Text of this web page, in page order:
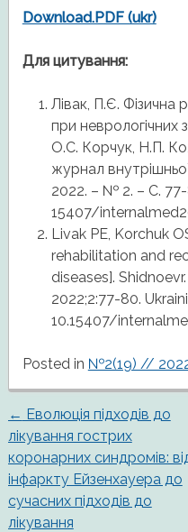
Download.PDF (ukr)
Для цитування:
Лівак, П.Є. Фізична
при неврологічних
О.С. Корчук, Н.П.
журнал
2022. – № 2. – С.
15407/
Livak PE, Korchuk
rehabilitation and
diseases].
2022;2:77-80.
10.15407/
Posted in №2(19) //
Post
navigation
← Еволюція підходів до
лікування гострих
коронарних синдромів:
інфаркту Ейзенхауера до
сучасних підходів до
лікування